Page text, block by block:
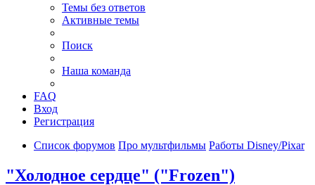
Темы без ответов
Активные темы
Поиск
Наша команда
FAQ
Вход
Регистрация
Список форумов Про мультфильмы Работы Disney/Pixar
"Холодное сердце" ("Frozen")